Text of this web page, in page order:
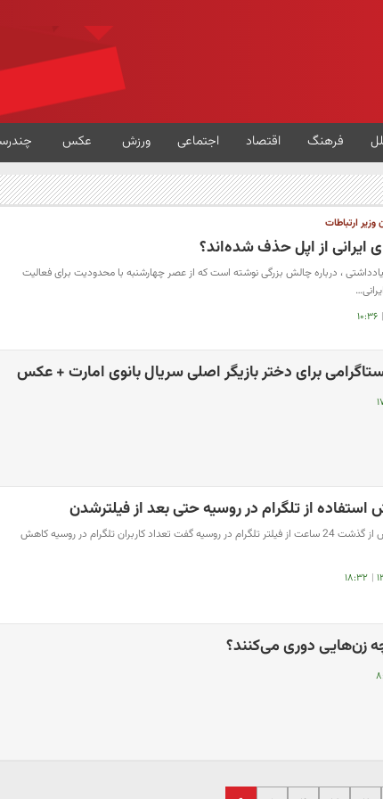
فرهنگ اقتصاد اجتماعی ورزش عکس
ارتباطات
ایرانی از اپل حذف شده‌اند؟
، درباره چالش بزرگی نوشته است که از عصر چهارشنبه با محدودیت برای فعالیت
| ۱۰:۳۶
برای دختر بازیگر اصلی سریال بانوی امارت + عکس
از تلگرام در روسیه حتی بعد از فیلترشدن
پاول دوروف پس از گذشت 24 ساعت از فیلتر تلگرام در روسیه گفت تعداد کاربران تلگرام در روسیه کاهش
| ۱۸:۳۲
زن‌هایی دوری می‌کنند؟